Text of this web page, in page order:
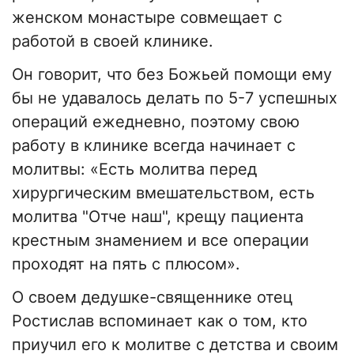
женском монастыре совмещает с
работой в своей клинике.
Он говорит, что без Божьей помощи ему
бы не удавалось делать по 5-7 успешных
операций ежедневно, поэтому свою
работу в клинике всегда начинает с
молитвы: «Есть молитва перед
хирургическим вмешательством, есть
молитва "Отче наш", крещу пациента
крестным знамением и все операции
проходят на пять с плюсом».
О своем дедушке-священнике отец
Ростислав вспоминает как о том, кто
приучил его к молитве с детства и своим